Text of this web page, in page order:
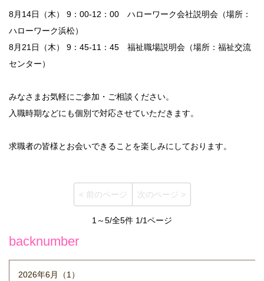
8月14日（木） 9：00-12：00 ハローワーク会社説明会（場所：
ハローワーク浜松）
8月21日（木） 9：45-11：45 福祉職場説明会（場所：福祉交流
センター）
みなさまお気軽にご参加・ご相談ください。
入職時期などにも個別で対応させていただきます。
求職者の皆様とお会いできることを楽しみにしております。
< 前のページ 次のページ >
1～5/全5件 1/1ページ
backnumber
2026年6月（1）